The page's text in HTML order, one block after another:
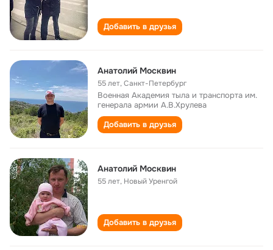
Добавить в друзья
Анатолий Москвин
55 лет,Санкт-Петербург
Военная Академия тыла и транспорта им.
генерала армии А.В.Хрулева
Добавить в друзья
Анатолий Москвин
55 лет, Новый Уренгой
Добавить в друзья